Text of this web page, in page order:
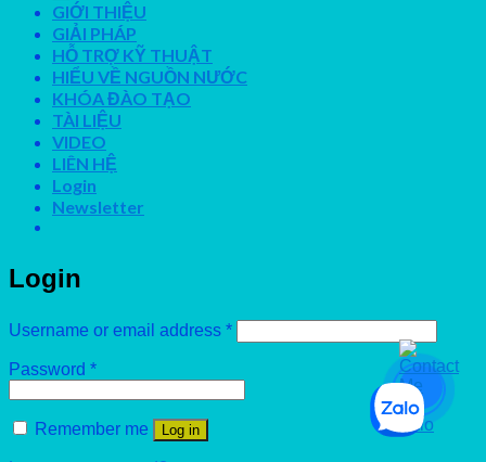
GIỚI THIỆU
GIẢI PHÁP
HỖ TRỢ KỸ THUẬT
HIỂU VỀ NGUỒN NƯỚC
KHÓA ĐÀO TẠO
TÀI LIỆU
VIDEO
LIÊN HỆ
Login
Newsletter
Login
Username or email address *
Password *
Remember me Log in